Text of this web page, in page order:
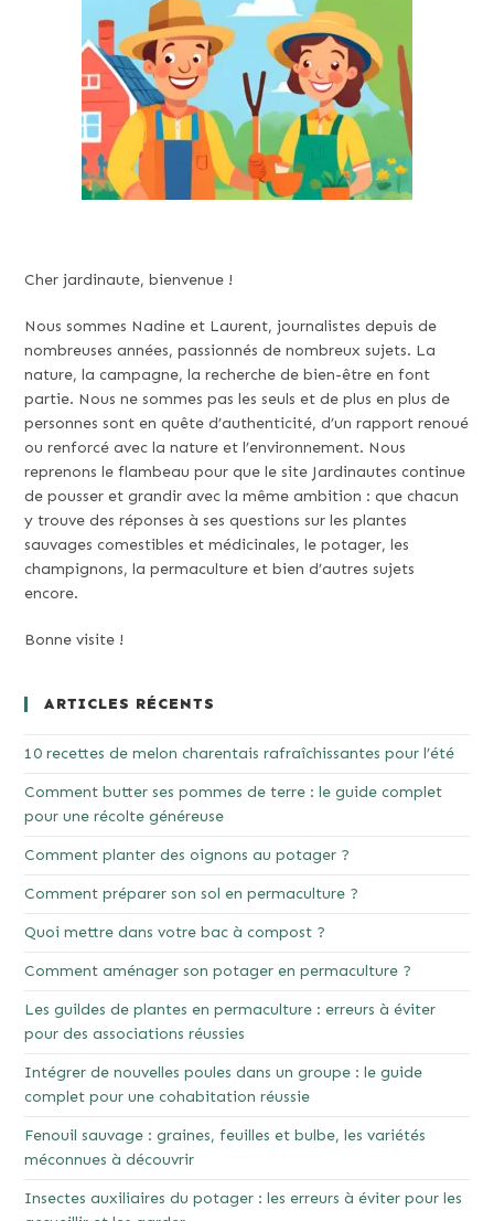
Cher jardinaute, bienvenue !
Nous sommes Nadine et Laurent, journalistes depuis de
nombreuses années, passionnés de nombreux sujets. La
nature, la campagne, la recherche de bien-être en font
partie. Nous ne sommes pas les seuls et de plus en plus de
personnes sont en quête d’authenticité, d’un rapport renoué
ou renforcé avec la nature et l’environnement. Nous
reprenons le flambeau pour que le site Jardinautes continue
de pousser et grandir avec la même ambition : que chacun
y trouve des réponses à ses questions sur les plantes
sauvages comestibles et médicinales, le potager, les
champignons, la permaculture et bien d’autres sujets
encore.
Bonne visite !
ARTICLES RÉCENTS
10 recettes de melon charentais rafraîchissantes pour l’été
Comment butter ses pommes de terre : le guide complet
pour une récolte généreuse
Comment planter des oignons au potager ?
Comment préparer son sol en permaculture ?
Quoi mettre dans votre bac à compost ?
Comment aménager son potager en permaculture ?
Les guildes de plantes en permaculture : erreurs à éviter
pour des associations réussies
Intégrer de nouvelles poules dans un groupe : le guide
complet pour une cohabitation réussie
Fenouil sauvage : graines, feuilles et bulbe, les variétés
méconnues à découvrir
Insectes auxiliaires du potager : les erreurs à éviter pour les